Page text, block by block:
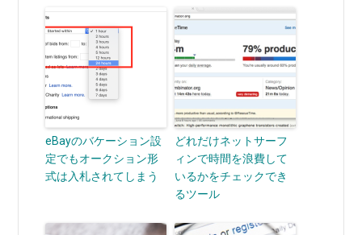
eBayのバケーション設
定でもオークション形
式は入札されてしまう
どれだけネットサーフ
ィンで時間を浪費して
いるかをチェックでき
るツール